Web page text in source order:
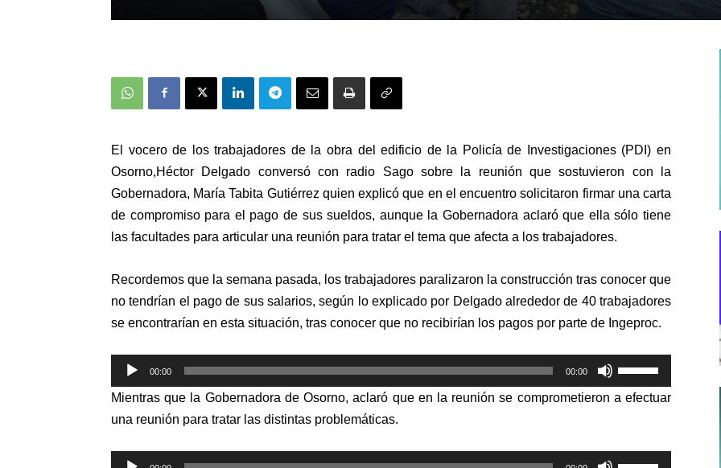
El vocero de los trabajadores de la obra del edificio de la Policía de Investigaciones (PDI) en
Osorno,Héctor Delgado conversó con radio Sago sobre la reunión que sostuvieron con la
Gobernadora, María Tabita Gutiérrez quien explicó que en el encuentro solicitaron firmar una carta
de compromiso para el pago de sus sueldos, aunque la Gobernadora aclaró que ella sólo tiene
las facultades para articular una reunión para tratar el tema que afecta a los trabajadores.
Recordemos que la semana pasada, los trabajadores paralizaron la construcción tras conocer que
no tendrían el pago de sus salarios, según lo explicado por Delgado alrededor de 40 trabajadores
se encontrarían en esta situación, tras conocer que no recibirían los pagos por parte de Ingeproc.
Reproductor
de
audio
00:00 00:00
las
teclas
Mientras que la Gobernadora de Osorno, aclaró que en la reunión se comprometieron a efectuar
una reunión para tratar las distintas problemáticas.
Reproductor